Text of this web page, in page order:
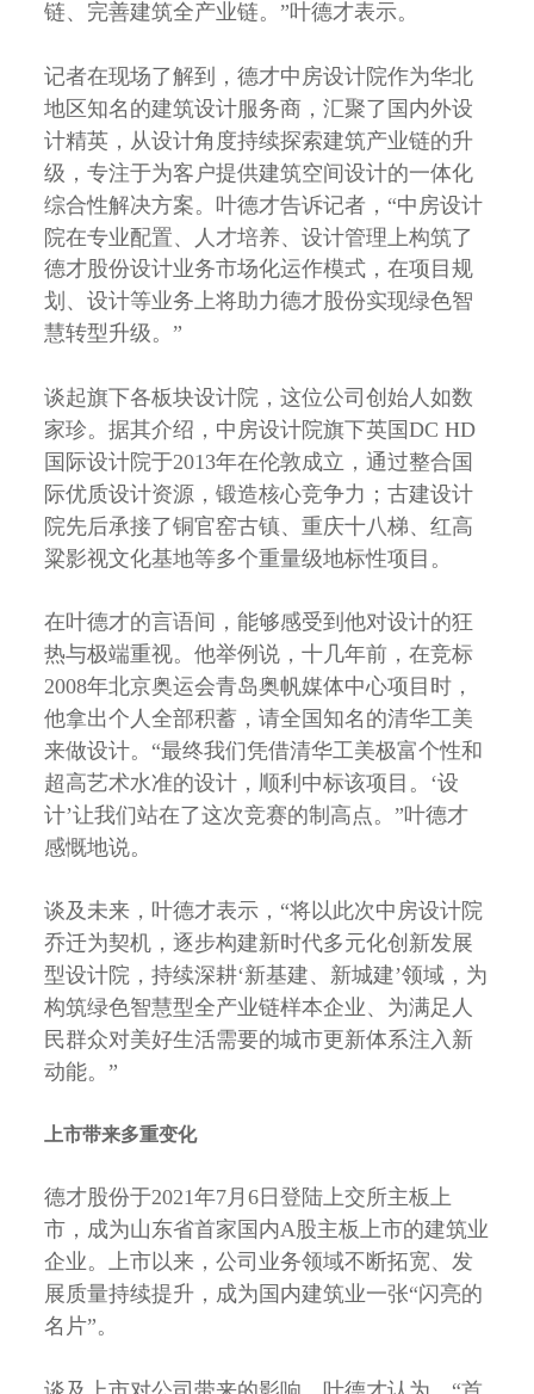
链、完善建筑全产业链。”叶德才表示。
记者在现场了解到，德才中房设计院作为华北
地区知名的建筑设计服务商，汇聚了国内外设
计精英，从设计角度持续探索建筑产业链的升
级，专注于为客户提供建筑空间设计的一体化
综合性解决方案。叶德才告诉记者，“中房设计
院在专业配置、人才培养、设计管理上构筑了
德才股份设计业务市场化运作模式，在项目规
划、设计等业务上将助力德才股份实现绿色智
慧转型升级。”
谈起旗下各板块设计院，这位公司创始人如数
家珍。据其介绍，中房设计院旗下英国DC HD
国际设计院于2013年在伦敦成立，通过整合国
际优质设计资源，锻造核心竞争力；古建设计
院先后承接了铜官窑古镇、重庆十八梯、红高
粱影视文化基地等多个重量级地标性项目。
在叶德才的言语间，能够感受到他对设计的狂
热与极端重视。他举例说，十几年前，在竞标
2008年北京奥运会青岛奥帆媒体中心项目时，
他拿出个人全部积蓄，请全国知名的清华工美
来做设计。“最终我们凭借清华工美极富个性和
超高艺术水准的设计，顺利中标该项目。‘设
计’让我们站在了这次竞赛的制高点。”叶德才
感慨地说。
谈及未来，叶德才表示，“将以此次中房设计院
乔迁为契机，逐步构建新时代多元化创新发展
型设计院，持续深耕‘新基建、新城建’领域，为
构筑绿色智慧型全产业链样本企业、为满足人
民群众对美好生活需要的城市更新体系注入新
动能。”
上市带来多重变化
德才股份于2021年7月6日登陆上交所主板上
市，成为山东省首家国内A股主板上市的建筑业
企业。上市以来，公司业务领域不断拓宽、发
展质量持续提升，成为国内建筑业一张“闪亮的
名片”。